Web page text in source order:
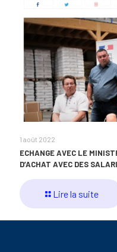
1 août 2022
ECHANGE AVEC LE
D’ACHAT AVEC DES
Lire la suite